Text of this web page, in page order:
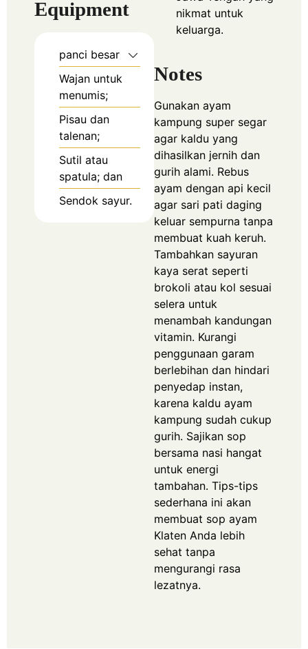
Equipment
panci besar
Wajan untuk
menumis;
Pisau dan
talenan;
Sutil atau
spatula; dan
Sendok sayur.
nikmat untuk
keluarga.
Notes
Gunakan ayam
kampung super segar
agar kaldu yang
dihasilkan jernih dan
gurih alami. Rebus
ayam dengan api kecil
agar sari pati daging
keluar sempurna tanpa
membuat kuah keruh.
Tambahkan sayuran
kaya serat seperti
brokoli atau kol sesuai
selera untuk
menambah kandungan
vitamin. Kurangi
penggunaan garam
berlebihan dan hindari
penyedap instan,
karena kaldu ayam
kampung sudah cukup
gurih. Sajikan sop
bersama nasi hangat
untuk energi
tambahan. Tips-tips
sederhana ini akan
membuat sop ayam
Klaten Anda lebih
sehat tanpa
mengurangi rasa
lezatnya.